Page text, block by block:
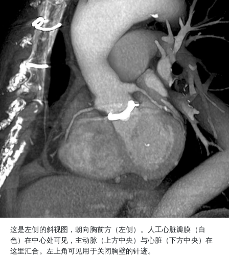
这是左侧的斜视图，朝向胸前方（左侧）。人工心脏瓣膜（白
色）在中心处可见，主动脉（上方中央）与心脏（下方中央）在
这里汇合。左上角可见用于关闭胸壁的针迹。